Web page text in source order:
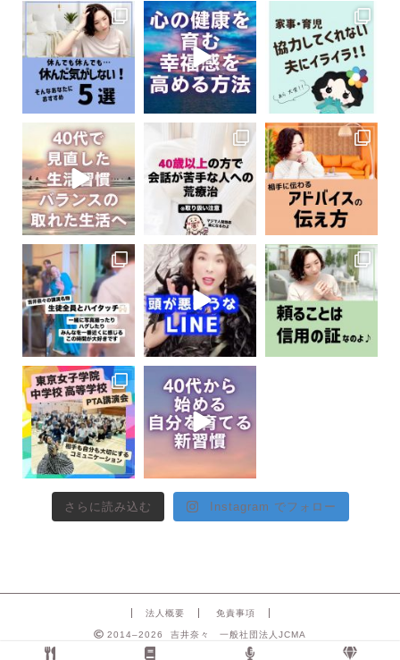
さらに読み込む Instagram でフォロー
法人概要 免責事項
2014–2026 吉井奈々 一般社団法人JCMA